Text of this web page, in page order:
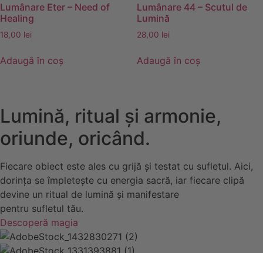
Lumânare Eter – Need of
Healing
18,00 lei
Adaugă în coș
Lumânare 44 – Scutul de
Lumină
28,00 lei
Adaugă în coș
Lumină, ritual și armonie,
oriunde, oricând.
Fiecare obiect este ales cu grijă și testat cu sufletul. Aici,
dorința se împletește cu energia sacră, iar fiecare clipă
devine un ritual de lumină și manifestare
pentru sufletul tău.
Descoperă magia